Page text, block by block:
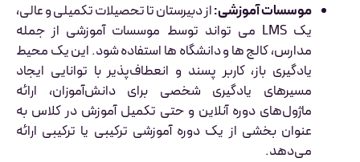
موسسات آموزشی:از دبیرستان تا تحصیلات تکمیلی و عالی،
یک LMS می تواند توسط موسسات آموزشی از جمله
مدارس، کالج ها و دانشگاه ها استفاده شود. این یک محیط
یادگیری باز، کاربر پسند و انعطاف‌پذیر با توانایی ایجاد
مسیرهای یادگیری شخصی برای دانش‌آموزان، ارائه
ماژول‌های دوره آنلاین و حتی تکمیل آموزش در کلاس به
عنوان بخشی از یک دوره آموزشی ترکیبی یا ترکیبی ارائه
می‌دهد.